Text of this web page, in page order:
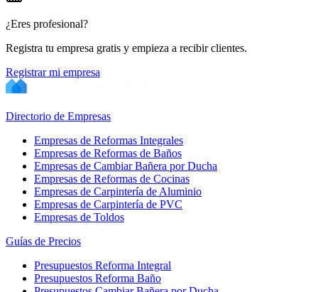
¿Eres profesional?
Registra tu empresa gratis y empieza a recibir clientes.
Registrar mi empresa
Directorio de Empresas
Empresas de Reformas Integrales
Empresas de Reformas de Baños
Empresas de Cambiar Bañera por Ducha
Empresas de Reformas de Cocinas
Empresas de Carpintería de Aluminio
Empresas de Carpintería de PVC
Empresas de Toldos
Guías de Precios
Presupuestos Reforma Integral
Presupuestos Reforma Baño